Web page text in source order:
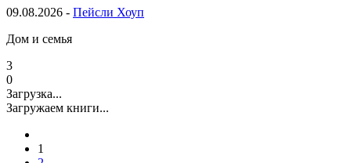
09.08.2026 - Пейсли Хоуп
Дом и семья
3
0
Загрузка...
Загружаем книги...
1